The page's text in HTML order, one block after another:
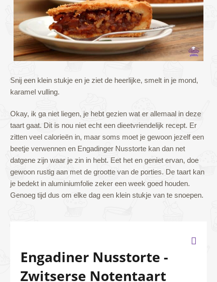
Snij een klein stukje en je ziet de heerlijke, smelt in je mond,
karamel vulling.
Okay, ik ga niet liegen, je hebt gezien wat er allemaal in deze
taart gaat. Dit is nou niet echt een dieetvriendelijk recept. Er
zitten veel calorieën in, maar soms moet je gewoon jezelf een
beetje verwennen en Engadinger Nusstorte kan dan net
datgene zijn waar je zin in hebt. Eet het en geniet ervan, doe
gewoon rustig aan met de grootte van de porties. De taart kan
je bedekt in aluminiumfolie zeker een week goed houden.
Genoeg tijd dus om elke dag een klein stukje van te snoepen.
Engadiner Nusstorte -
Zwitserse Notentaart